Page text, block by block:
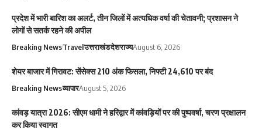
प्रदेश में भारी बारिश का अलर्ट, तीन जिलों में अत्यधिक वर्षा की चेतावनी; प्रशासन ने
लोगों से सतर्क रहने की अपील
Breaking NewsTravelउत्तराखंडदेशराज्यAugust 6, 2026
शेयर बाजार में गिरावट: सेंसेक्स 210 अंक फिसला, निफ्टी 24,610 पर बंद
Breaking Newsव्यापारAugust 5, 2026
कांवड़ यात्रा 2026: सीएम धामी ने हरिद्वार में कांवड़ियों पर की पुष्पवर्षा, चरण प्रक्षालन
कर किया स्वागत